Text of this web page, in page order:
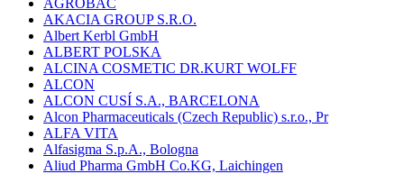
AKACIA GROUP S.R.O.
Albert Kerbl GmbH
ALBERT POLSKA
ALCINA COSMETIC DR.KURT WOLFF
ALCON
ALCON CUSÍ S.A., BARCELONA
Alcon Pharmaceuticals (Czech Republic) s.r.o., Pr
ALFA VITA
Alfasigma S.p.A., Bologna
Aliud Pharma GmbH Co.KG, Laichingen